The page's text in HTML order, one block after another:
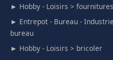
► Hobby - Loisirs >
► Entrepot - Bureau -
bureau
► Hobby - Loisirs > bricoler